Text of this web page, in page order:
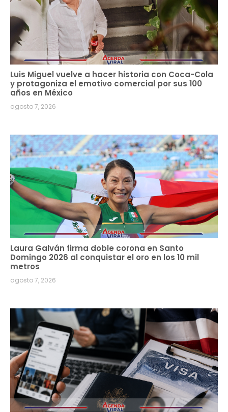
Luis Miguel vuelve a hacer historia con Coca-Cola
y protagoniza el emotivo comercial por sus 100
años en México
agosto 7, 2026
Laura Galván firma doble corona en Santo
Domingo 2026 al conquistar el oro en los 10 mil
metros
agosto 7, 2026